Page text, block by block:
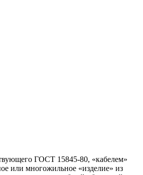
ГОСТ 15845-80, «кабелем»
или многожильное «изделие» из